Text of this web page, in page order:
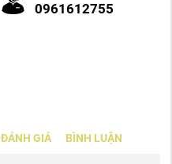
0961612755
ĐÁNH GIÁ BÌNH LUẬN